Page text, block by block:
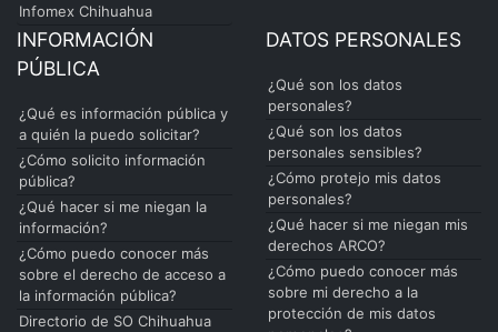
Infomex Chihuahua
INFORMACIÓN
PÚBLICA
¿Qué es información pública y
a quién la puedo solicitar?
¿Cómo solicito información
pública?
¿Qué hacer si me niegan la
información?
¿Cómo puedo conocer más
sobre el derecho de acceso a
la información pública?
Directorio de SO Chihuahua
DATOS PERSONALES
¿Qué son los datos
personales?
¿Qué son los datos
personales sensibles?
¿Cómo protejo mis datos
personales?
¿Qué hacer si me niegan mis
derechos ARCO?
¿Cómo puedo conocer más
sobre mi derecho a la
protección de mis datos